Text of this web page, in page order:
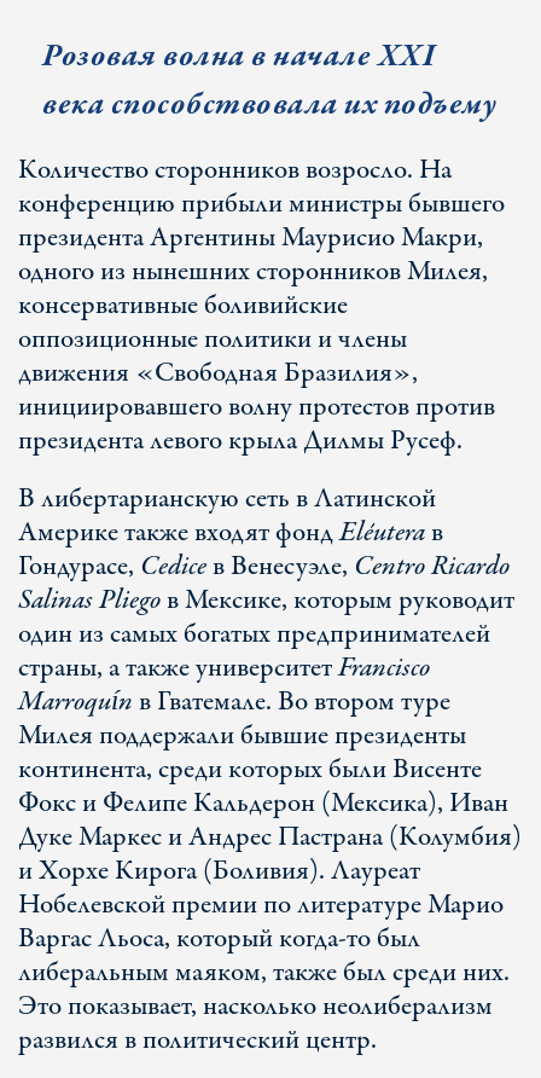
Розовая волна в начале ХХІ
века способствовала их подъему
Количество сторонников возросло. На
конференцию прибыли министры бывшего
президента Аргентины Маурисио Макри,
одного из нынешних сторонников Милея,
консервативные боливийские
оппозиционные политики и члены
движения «Свободная Бразилия»,
инициировавшего волну протестов против
президента левого крыла Дилмы Русеф.
В либертарианскую сеть в Латинской
Америке также входят фондEléuteraв
Гондурасе, Cediceв Венесуэле, Centro Ricardo
Salinas Pliegoв Мексике, которым руководит
один из самых богатых предпринимателей
страны, а также университетFrancisco
Marroquínв Гватемале. Во втором туре
Милея поддержали бывшие президенты
континента, среди которых были Висенте
Фокс и Фелипе Кальдерон (Мексика), Иван
Дуке Маркес и Андрес Пастрана (Колумбия)
и Хорхе Кирога (Боливия). Лауреат
Нобелевской премии по литературе Марио
Варгас Льоса, который когда-то был
либеральным маяком, также был среди них.
Это показывает, насколько неолиберализм
развился в политический центр.